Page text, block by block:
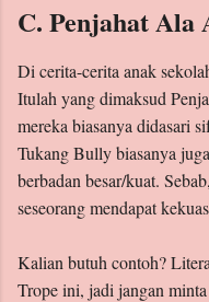
C. Penjahat Ala
Di cerita-cerita anak
Itulah yang dimaksud
mereka biasanya didasari
Tukang Bully biasanya
berbadan besar/kuat.
seseorang mendapat
Kalian butuh contoh?
Trope ini, jadi jangan